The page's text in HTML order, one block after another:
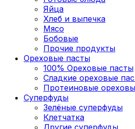
Яйца
Хлеб и выпечка
Мясо
Бобовые
Прочие продукты
Ореховые пасты
100% Ореховые пасты
Сладкие ореховые
Протеиновые
Суперфуды
Зелёные суперфуды
Клетчатка
Другие суперфуды